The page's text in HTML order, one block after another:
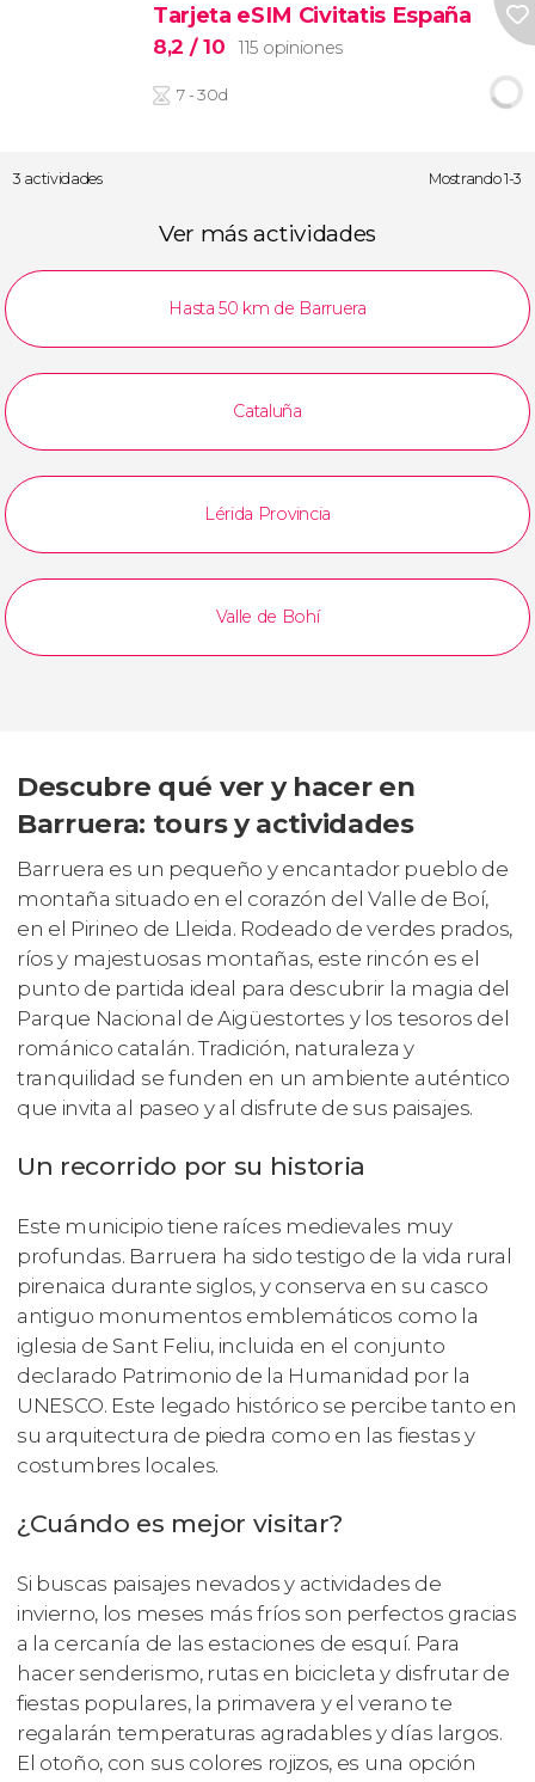
Tarjeta eSIM Civitatis España
8,2 / 10 115 opiniones
7 - 30d
3 actividades Mostrando 1-3
Ver más actividades
Hasta 50 km de Barruera
Cataluña
Lérida Provincia
Valle de Bohí
Descubre qué ver y hacer en
Barruera: tours y actividades
Barruera es un pequeño y encantador pueblo de
montaña situado en el corazón del Valle de Boí,
en el Pirineo de Lleida. Rodeado de verdes prados,
ríos y majestuosas montañas, este rincón es el
punto de partida ideal para descubrir la magia del
Parque Nacional de Aigüestortes y los tesoros del
románico catalán. Tradición, naturaleza y
tranquilidad se funden en un ambiente auténtico
que invita al paseo y al disfrute de sus paisajes.
Un recorrido por su historia
Este municipio tiene raíces medievales muy
profundas. Barruera ha sido testigo de la vida rural
pirenaica durante siglos, y conserva en su casco
antiguo monumentos emblemáticos como la
iglesia de Sant Feliu, incluida en el conjunto
declarado Patrimonio de la Humanidad por la
UNESCO. Este legado histórico se percibe tanto en
su arquitectura de piedra como en las fiestas y
costumbres locales.
¿Cuándo es mejor visitar?
Si buscas paisajes nevados y actividades de
invierno, los meses más fríos son perfectos gracias
a la cercanía de las estaciones de esquí. Para
hacer senderismo, rutas en bicicleta y disfrutar de
fiestas populares, la primavera y el verano te
regalarán temperaturas agradables y días largos.
El otoño, con sus colores rojizos, es una opción